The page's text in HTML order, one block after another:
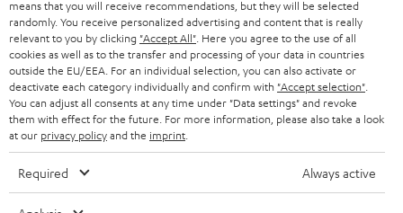
BLUETOOTH-LAUTSPRECHER
KOPFHÖRER
BLUETOOTH-KOPFHÖRER
LAUTSPRECHER
GESCHÄFTSKUNDEN
PARTNERPROGRAMM
BLOG
NEWSLETTER
STORES
DEINE VORTEILE BEI TEUFEL
SCHWEIZ
NIEDERLANDE
BELGIEN
means that you will receive recommendations, but they will be selected
randomly. You receive personalized advertising and content that is really
relevant to you by clicking "Accept All" . Here you agree to the use of all
cookies as well as to the transfer and processing of your data in countries
outside the EU/EEA. For an individual selection, you can also activate or
deactivate each category individually and confirm with "Accept selection"
You can adjust all consents at any time under "Data settings" and revoke
them with effect for the future. For more information, please also take a look
at our privacy policyand the imprint
Required Always active